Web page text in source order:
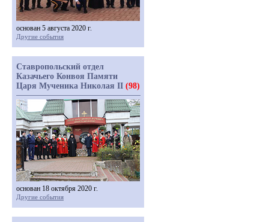
основан 5 августа 2020 г.
Другие события
Ставропольский отдел
Казачьего Конвоя Памяти
Царя Мученика Николая II (98)
основан 18 октября 2020 г.
Другие события